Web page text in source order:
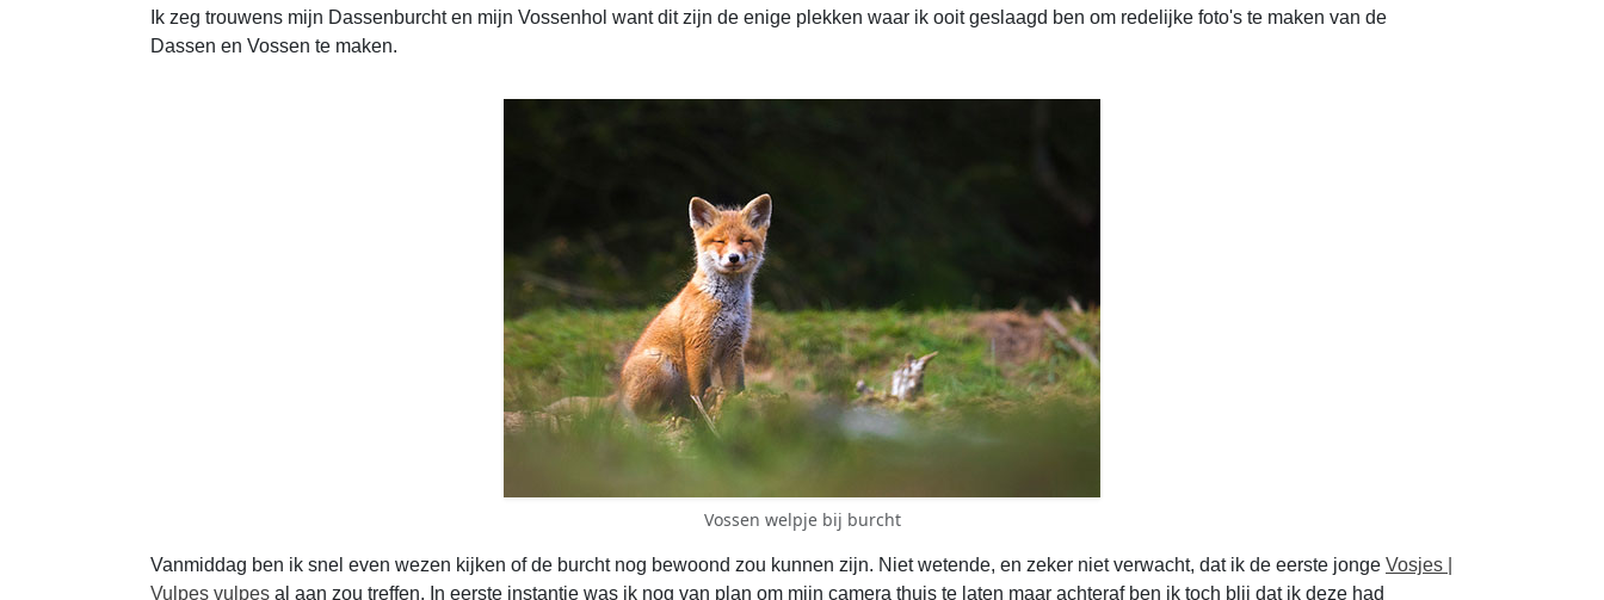
Ik zeg trouwens mijn Dassenburcht en mijn Vossenhol want dit zijn de enige plekken waar ik ooit geslaagd ben om redelijke foto's te maken van de
Dassen en Vossen te maken.
Vossen welpje bij burcht
Vanmiddag ben ik snel even wezen kijken of de burcht nog bewoond zou kunnen zijn. Niet wetende, en zeker niet verwacht, dat ik de eerste jonge Vosjes |
Vulpes vulpes al aan zou treffen. In eerste instantie was ik nog van plan om mijn camera thuis te laten maar achteraf ben ik toch blij dat ik deze had